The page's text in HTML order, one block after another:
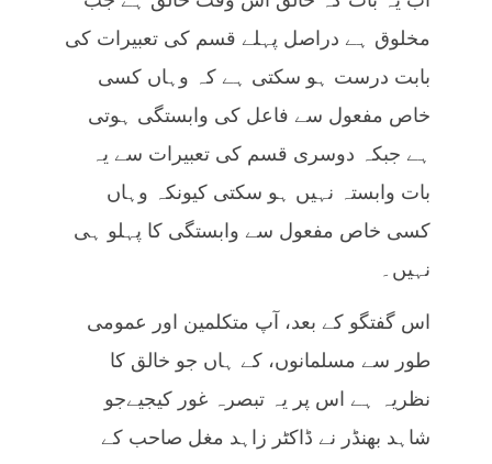
مخلوق ہے دراصل پہلے قسم کی تعبیرات کی
بابت درست ہو سکتی ہے کہ وہاں کسی
خاص مفعول سے فاعل کی وابستگی ہوتی
ہے جبکہ دوسری قسم کی تعبیرات سے یہ
بات وابستہ نہیں ہو سکتی کیونکہ وہاں
کسی خاص مفعول سے وابستگی کا پہلو ہی
نہیں۔
اس گفتگو کے بعد، آپ متکلمین اور عمومی
طور سے مسلمانوں، کے ہاں جو خالق کا
نظریہ ہے اس پر یہ تبصرہ غور کیجیےجو
شاہد بھنڈر نے ڈاکٹر زاہد مغل صاحب کے